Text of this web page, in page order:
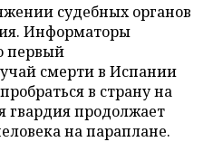
судебных органов
Информаторы
первый
смерти в Испании
в страну на
гвардия продолжает
на параплане.